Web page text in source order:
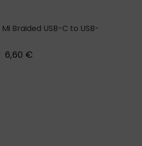
Braided USB-C to USB-
6,60 €